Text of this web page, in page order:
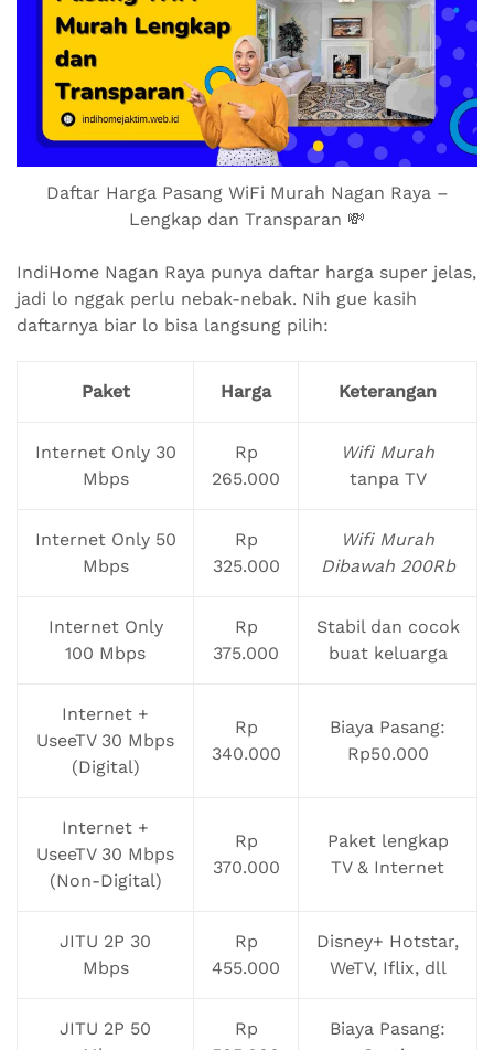
Daftar Harga Pasang WiFi Murah Nagan Raya –
Lengkap dan Transparan 💸
IndiHome Nagan Raya punya daftar harga super jelas,
jadi lo nggak perlu nebak-nebak. Nih gue kasih
daftarnya biar lo bisa langsung pilih:
Paket Harga Keterangan
Internet Only 30
Mbps
Rp
265.000
Wifi Murah
tanpa TV
Internet Only 50
Mbps
Rp
325.000
Wifi Murah
Dibawah 200Rb
Internet Only
100 Mbps
Rp
375.000
Stabil dan cocok
buat keluarga
Internet +
UseeTV 30 Mbps
(Digital)
Rp
340.000
Biaya Pasang:
Rp50.000
Internet +
UseeTV 30 Mbps
(Non-Digital)
Rp
370.000
Paket lengkap
TV & Internet
JITU 2P 30
Mbps
Rp
455.000
Disney+ Hotstar,
WeTV, Iflix, dll
JITU 2P 50
Rp
Biaya Pasang: